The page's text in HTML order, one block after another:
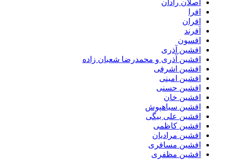
اصلان رادان
افرا
افران
اَفرند
افسون
افشین آذری
افشین آذری و محمدرضا شعبان زاده
افشین اشرفی
افشین امینی
افشین حسنی
افشین خان
افشین سیاهپوش
افشین علی بیگی
افشین کاظمی
افشین مرادیان
افشین مسافری
افشین مظفری